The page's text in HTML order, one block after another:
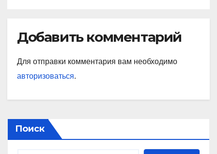
Добавить комментарий
Для отправки комментария вам необходимо
авторизоваться.
Поиск